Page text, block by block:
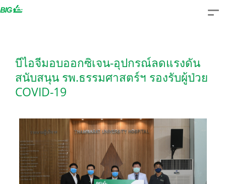
Skip
บีไอจีมอบออกซิเจน-อุปกรณ์ลดแรงดัน
สนับสนุน รพ.ธรรมศาสตร์ฯ รองรับผู้ป่วย
COVID-19